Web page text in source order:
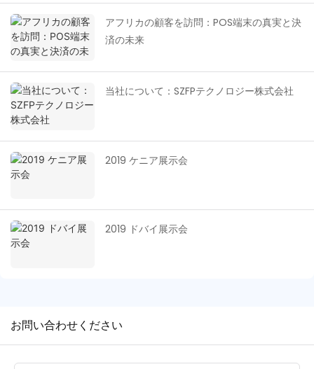
アフリカの顧客を訪問：POS端末の真実と決
済の未来
当社について：SZFPテクノロジー株式会社
2019 ケニア展示会
2019 ドバイ展示会
お問い合わせください